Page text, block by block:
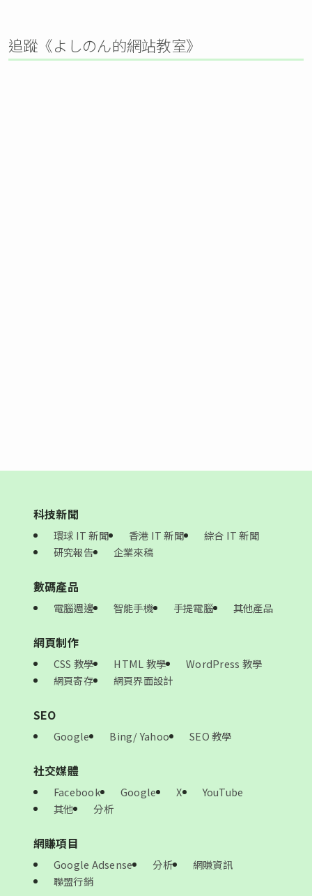
追蹤《よしのん的網站教室》
科技新聞
環球 IT 新聞 香港 IT 新聞
綜合 IT 新聞
研究報告
企業來稿
數碼產品
電腦週邊 智能手機 手提電腦 其他產品
網頁制作
CSS 教學 HTML 教學
WordPress 教學
網頁寄存
網頁界面設計
SEO
Google Bing/ Yahoo SEO 教學
社交媒體
Facebook Google X
YouTube
其他
分析
網賺項目
Google Adsense 分析
網賺資訊
聯盟行銷